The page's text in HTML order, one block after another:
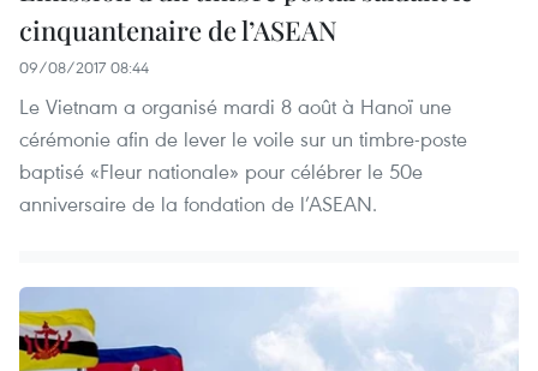
cinquantenaire de l’ASEAN
09/08/2017 08:44
Le Vietnam a organisé mardi 8 août à Hanoï une
cérémonie afin de lever le voile sur un timbre-poste
baptisé «Fleur nationale» pour célébrer le 50e
anniversaire de la fondation de l’ASEAN.